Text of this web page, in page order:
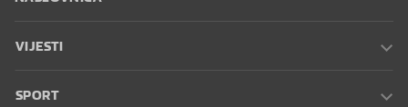
VIJESTI
SPORT